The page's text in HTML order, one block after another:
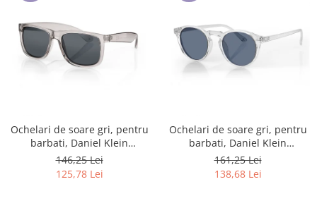
Ochelari de soare gri, pentru
barbati, Daniel Klein
Sunglasses, DK3254-3
146,25 Lei
125,78 Lei
Ochelari de soare gri, pentru
barbati, Daniel Klein
Sunglasses, DK3251-3
161,25 Lei
138,68 Lei